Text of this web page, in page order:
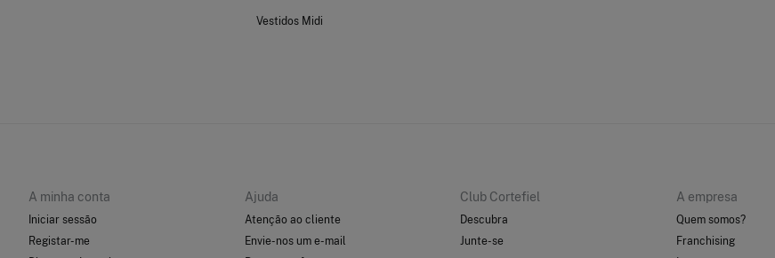
Vestidos Midi
A minha conta
Iniciar sessão
Registar-me
Ajuda
Atenção ao cliente
Envie-nos um e-mail
Club Cortefiel
Descubra
Junte-se
A empresa
Quem somos?
Franchising